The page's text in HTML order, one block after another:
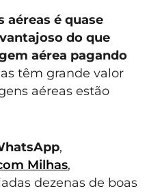
aéreas é quase
do que
aérea pagando
têm grande valor
aéreas estão
,
Milhas,
dezenas de boas